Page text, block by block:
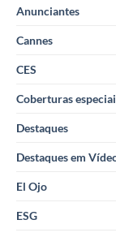
Anunciantes
Cannes
CES
Coberturas
Destaques
Destaques em
El Ojo
ESG